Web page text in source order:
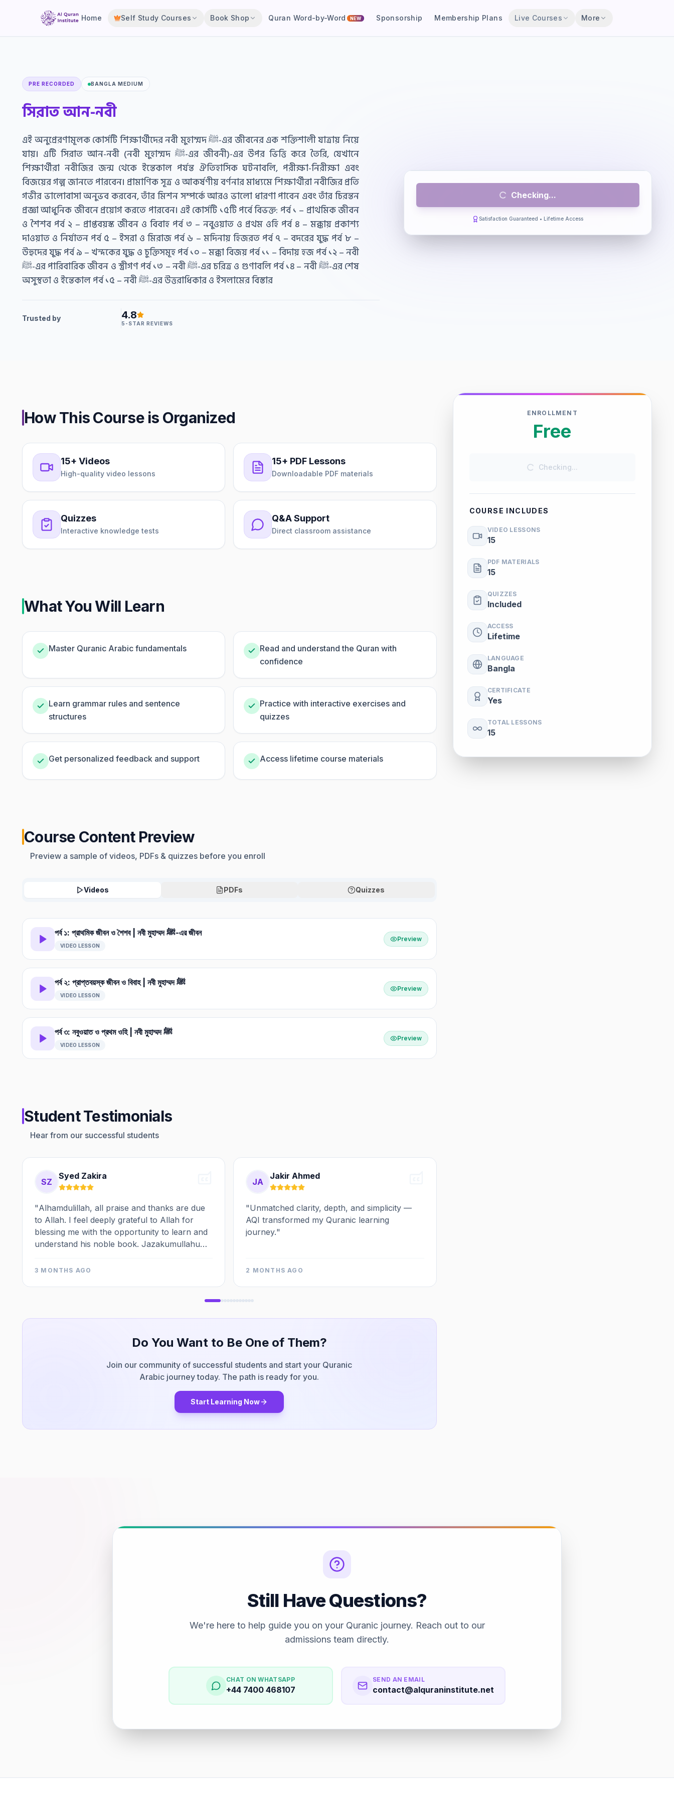
Home Self Study Courses Book Shop Quran Word-by-Word NEW Sponsorship Membership Plans Live Courses More
PRE RECORDED BANGLA MEDIUM
সিরাতআন-নবী
এই অনুপ্রেরণামূলক কোর্সটি শিক্ষার্থীদের নবী মুহাম্মদ ﷺ-এর জীবনের এক শক্তিশালী যাত্রায় নিয়ে
যায়। এটি সিরাত আন-নবী (নবী মুহাম্মদ ﷺ-এর জীবনী)-এর উপর ভিত্তি করে তৈরি, যেখানে
শিক্ষার্থীরা নবীজির জন্ম থেকে ইন্তেকাল পর্যন্ত ঐতিহাসিক ঘটনাবলি, পরীক্ষা-নিরীক্ষা এবং
বিজয়ের গল্প জানতে পারবেন। প্রামাণিক সূত্র ও আকর্ষণীয় বর্ণনার মাধ্যমে শিক্ষার্থীরা নবীজির প্রতি
গভীর ভালোবাসা অনুভব করবেন, তাঁর মিশন সম্পর্কে আরও ভালো ধারণা পাবেন এবং তাঁর চিরন্তন
প্রজ্ঞা আধুনিক জীবনে প্রয়োগ করতে পারবেন। এই কোর্সটি ১৫টি পর্বে বিভক্ত: পর্ব ১ – প্রাথমিক জীবন
ও শৈশব পর্ব ২ – প্রাপ্তবয়স্ক জীবন ও বিবাহ পর্ব ৩ – নবুওয়াত ও প্রথম ওহি পর্ব ৪ – মক্কায় প্রকাশ্য
দাওয়াত ও নির্যাতন পর্ব ৫ – ইসরা ও মিরাজ পর্ব ৬ – মদিনায় হিজরত পর্ব ৭ – বদরের যুদ্ধ পর্ব ৮ –
উহুদের যুদ্ধ পর্ব ৯ – খন্দকের যুদ্ধ ও চুক্তিসমূহ পর্ব ১০ – মক্কা বিজয় পর্ব ১১ – বিদায় হজ পর্ব ১২ – নবী
ﷺ-এর পারিবারিক জীবন ও স্ত্রীগণ পর্ব ১৩ – নবী ﷺ-এর চরিত্র ও গুণাবলি পর্ব ১৪ – নবী ﷺ-এর শেষ
অসুস্থতা ও ইন্তেকাল পর্ব ১৫ – নবী ﷺ-এর উত্তরাধিকার ও ইসলামের বিস্তার
Trusted by 4.8
5-STAR REVIEWS
Checking...
Satisfaction Guaranteed • Lifetime Access
ENROLLMENT
Free
Checking...
COURSE INCLUDES
VIDEO LESSONS
15
PDF MATERIALS
15
QUIZZES
Included
ACCESS
Lifetime
LANGUAGE
Bangla
CERTIFICATE
Yes
TOTAL LESSONS
15
How This Course is Organized
15+ Videos
High-quality video lessons
15+ PDF Lessons
Downloadable PDF materials
Quizzes
Interactive knowledge tests
Q&A Support
Direct classroom assistance
What You Will Learn
Master Quranic Arabic fundamentals
Read and understand the Quran with
confidence
Learn grammar rules and sentence
structures
Practice with interactive exercises and
quizzes
Get personalized feedback and support Access lifetime course materials
Course Content Preview
Preview a sample of videos, PDFs & quizzes before you enroll
Videos PDFs Quizzes
পর্ব ১: প্রাথমিক জীবন ও শৈশব | নবী মুহাম্মদ ﷺ-এর জীবন
VIDEO LESSON
Preview
পর্ব ২: প্রাপ্তবয়স্ক জীবন ও বিবাহ | নবী মুহাম্মদ ﷺ
VIDEO LESSON
Preview
পর্ব ৩: নবুওয়াত ও প্রথম ওহি | নবী মুহাম্মদ ﷺ
VIDEO LESSON
Preview
Student Testimonials
Hear from our successful students
SZ
Syed Zakira
"Alhamdulillah, all praise and thanks are due
to Allah. I feel deeply grateful to Allah for
blessing me with the opportunity to learn and
understand his noble book. Jazakumullahu
sincere efforts.
3 MONTHS AGO
JA
Jakir Ahmed
"Unmatched clarity, depth, and simplicity —
AQI transformed my Quranic learning
journey."
2 MONTHS AGO
Do You Want to Be One of Them?
Join our community of successful students and start your Quranic
Arabic journey today. The path is ready for you.
Start Learning Now
Still Have Questions?
We're here to help guide you on your Quranic journey. Reach out to our
admissions team directly.
CHAT ON WHATSAPP
+44 7400 468107
SEND AN EMAIL
contact@alquraninstitute.net